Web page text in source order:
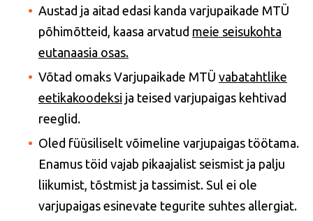
Austad ja aitad edasi kanda varjupaikade MTÜ
põhimõtteid, kaasa arvatud meie seisukohta
eutanaasia osas.
Võtad omaks Varjupaikade MTÜ vabatahtlike
eetikakoodeksi ja teised varjupaigas kehtivad
reeglid.
Oled füüsiliselt võimeline varjupaigas töötama.
Enamus töid vajab pikaajalist seismist ja palju
liikumist, tõstmist ja tassimist. Sul ei ole
varjupaigas esinevate tegurite suhtes allergiat.